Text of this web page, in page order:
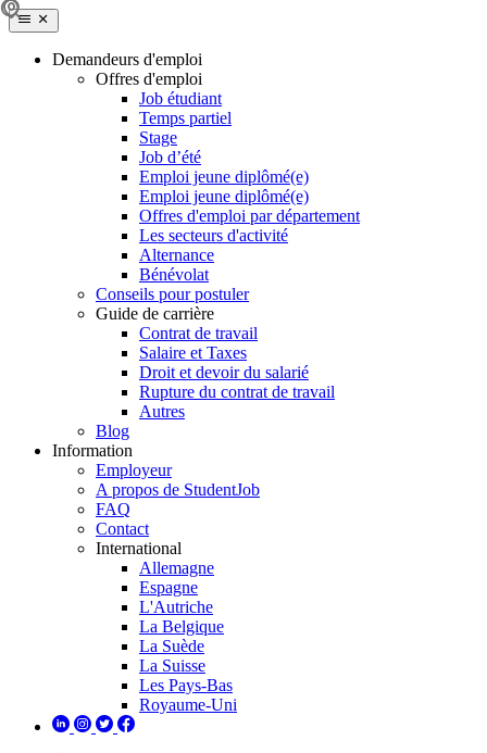
Demandeurs d'emploi
Offres d'emploi
Job étudiant
Temps partiel
Stage
Job d’été
Emploi jeune diplômé(e)
Emploi jeune diplômé(e)
Offres d'emploi par département
Les secteurs d'activité
Alternance
Bénévolat
Conseils pour postuler
Guide de carrière
Contrat de travail
Salaire et Taxes
Droit et devoir du salarié
Rupture du contrat de travail
Autres
Blog
Information
Employeur
A propos de StudentJob
FAQ
Contact
International
Allemagne
Espagne
L'Autriche
La Belgique
La Suède
La Suisse
Les Pays-Bas
Royaume-Uni